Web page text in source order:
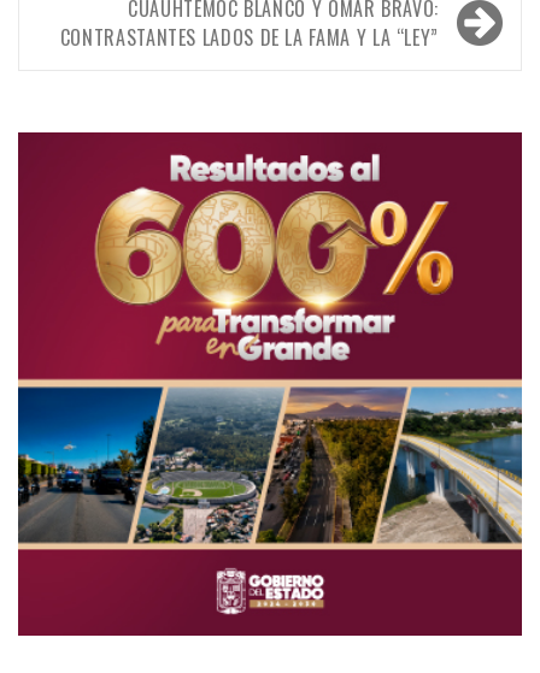
entradasCUAUHTÉMOC BLANCO Y OMAR BRAVO:
CONTRASTANTES LADOS DE LA FAMA Y LA “LEY”